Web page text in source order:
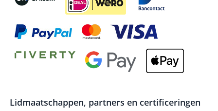
Lidmaatschappen, partners en certificeringen